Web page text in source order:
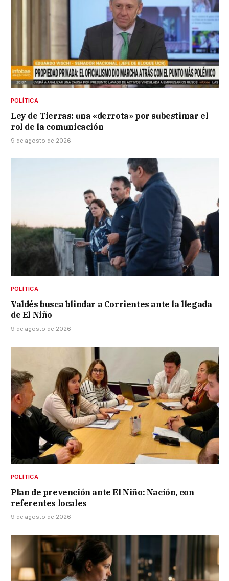
POLÍTICA
Ley de Tierras: una «derrota» por subestimar el
rol de la comunicación
9 de agosto de 2026
POLÍTICA
Valdés busca blindar a Corrientes ante la llegada
de El Niño
9 de agosto de 2026
POLÍTICA
Plan de prevención ante El Niño: Nación, con
referentes locales
9 de agosto de 2026